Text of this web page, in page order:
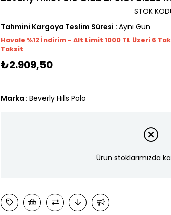
STOK
Tahmini Kargoya Teslim Süresi : Aynı Gün
Havale %12 İndirim - Alt Limit 1000 TL Üzeri 6
Taksit
₺2.909,50
Marka : Beverly Hılls Polo
Ürün stoklarımızda